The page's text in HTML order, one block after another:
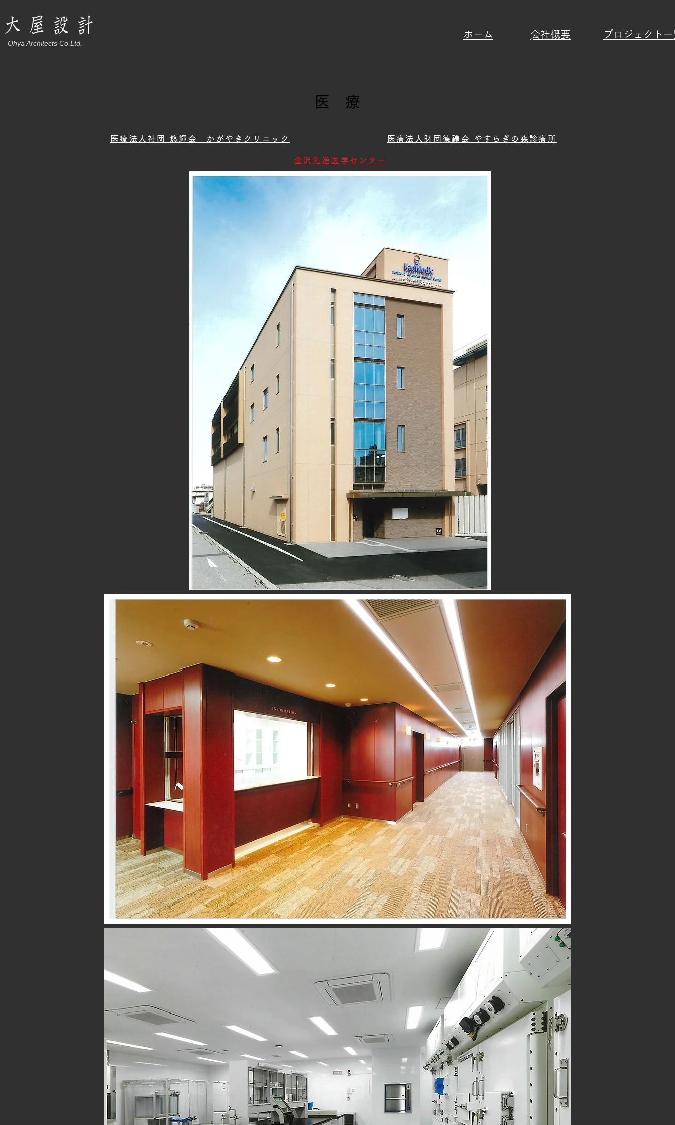
Ohya Architects Co.Ltd.
ホーム ​会社概要 プロジェクト
医 療
医療法人社団 悠輝会 かがやきクリニック 医療法人財団德禮会 やすらぎの森診療所
金沢先進医学センター